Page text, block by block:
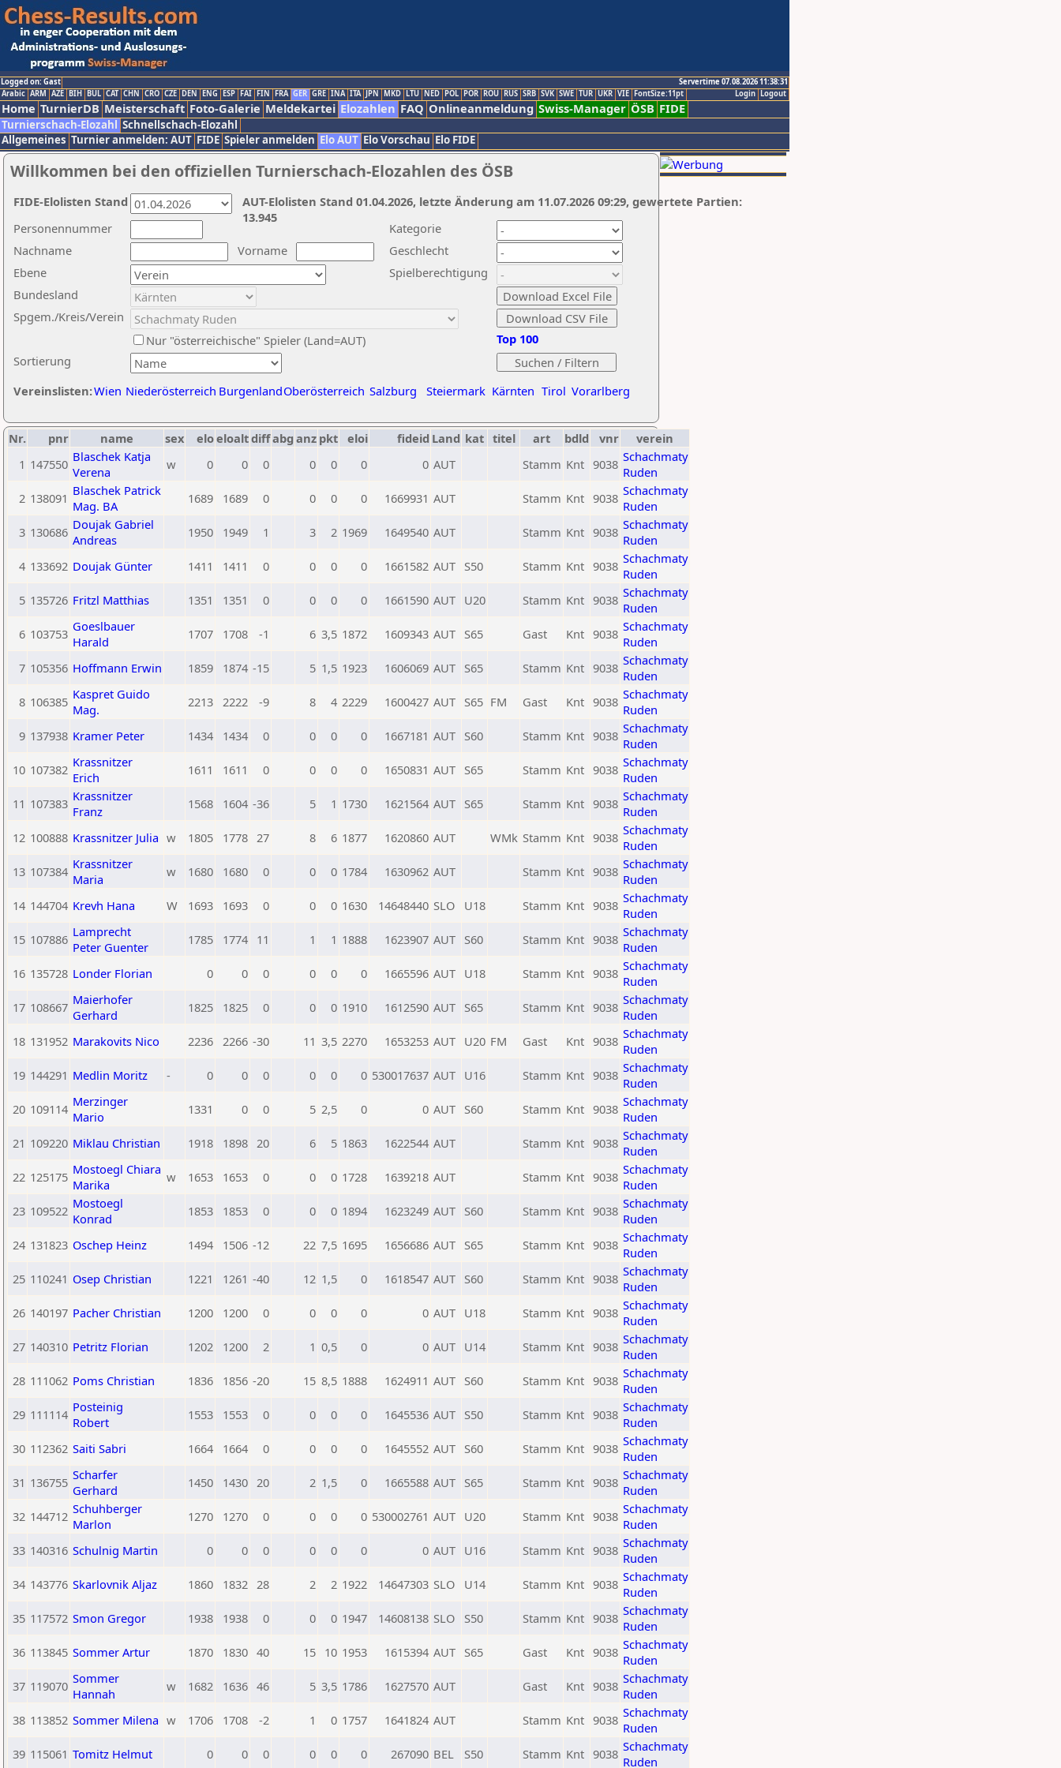
Logged on: Gast
Servertime 07.08.2026 11:38:31
Logout
Login
Arabic ARM AZE BIH BUL CAT CHN CRO CZE DEN ENG ESP FAI FIN FRA GER GRE INA ITA JPN MKD LTU NED POL POR ROU RUS SRB SVK SWE TUR UKR VIE FontSize:11pt
Home TurnierDB Meisterschaft Foto-Galerie Meldekartei Elozahlen FAQ Onlineanmeldung Swiss-Manager ÖSB FIDE
Turnierschach-Elozahl Schnellschach-Elozahl
Allgemeines Turnier anmelden: AUT FIDE Spieler anmelden Elo AUT Elo Vorschau Elo FIDE
Willkommen bei den offiziellen Turnierschach-Elozahlen des ÖSB
Nachname
Vorname
Ebene
Kategorie
Sortierung
Personennummer
Bundesland
Spgem./Kreis/Verein
Geschlecht
Nur "österreichische" Spieler (Land=AUT)
Spielberechtigung
Vereinslisten:Wien Niederösterreich BurgenlandOberösterreich Salzburg Steiermark Kärnten Tirol Vorarlberg
Top 100
AUT-Elolisten Stand 01.04.2026, letzte Änderung am 11.07.2026 09:29, gewertete Partien:
13.945
FIDE-Elolisten Stand
Nr. pnr name sex eloeloaltdiffabg anz pkt eloi fideid Land kat titel art bdld vnr
verein
1 147550 Blaschek Katja
Verena
w 0 0 0 0 0 0 0 AUT Stamm Knt 9038 Schachmaty
Ruden
2 138091 Blaschek Patrick
Mag. BA
1689 1689 0 0 0 0 1669931 AUT Stamm Knt 9038 Schachmaty
Ruden
3 130686 Doujak Gabriel
Andreas
1950 1949 1 3 2 1969 1649540 AUT Stamm Knt 9038 Schachmaty
Ruden
4 133692 Doujak Günter 1411 1411 0 0 0 0 1661582 AUT S50 Stamm Knt 9038 Schachmaty
Ruden
5 135726 Fritzl Matthias 1351 1351 0 0 0 0 1661590 AUT U20 Stamm Knt 9038 Schachmaty
Ruden
6 103753 Goeslbauer
Harald
1707 1708 -1 6 3,5 1872 1609343 AUT S65 Gast Knt 9038 Schachmaty
Ruden
7 105356 Hoffmann Erwin 1859 1874 -15 5 1,5 1923 1606069 AUT S65 Stamm Knt 9038 Schachmaty
Ruden
8 106385 Kaspret Guido
Mag.
2213 2222 -9 8 4 2229 1600427 AUT S65 FM Gast Knt 9038 Schachmaty
Ruden
9 137938 Kramer Peter 1434 1434 0 0 0 0 1667181 AUT S60 Stamm Knt 9038 Schachmaty
Ruden
10 107382 Krassnitzer
Erich
1611 1611 0 0 0 0 1650831 AUT S65 Stamm Knt 9038 Schachmaty
Ruden
11 107383 Krassnitzer
Franz
1568 1604 -36 5 1 1730 1621564 AUT S65 Stamm Knt 9038 Schachmaty
Ruden
12 100888 Krassnitzer Julia w 1805 1778 27 8 6 1877 1620860 AUT WMk Stamm Knt 9038 Schachmaty
Ruden
13 107384 Krassnitzer
Maria
w 1680 1680 0 0 0 1784 1630962 AUT Stamm Knt 9038 Schachmaty
Ruden
14 144704 Krevh Hana W 1693 1693 0 0 0 1630 14648440 SLO U18 Stamm Knt 9038 Schachmaty
Ruden
15 107886 Lamprecht
Peter Guenter
1785 1774 11 1 1 1888 1623907 AUT S60 Stamm Knt 9038 Schachmaty
Ruden
16 135728 Londer Florian 0 0 0 0 0 0 1665596 AUT U18 Stamm Knt 9038 Schachmaty
Ruden
17 108667 Maierhofer
Gerhard
1825 1825 0 0 0 1910 1612590 AUT S65 Stamm Knt 9038 Schachmaty
Ruden
18 131952 Marakovits Nico 2236 2266 -30 11 3,5 2270 1653253 AUT U20 FM Gast Knt 9038 Schachmaty
Ruden
19 144291 Medlin Moritz - 0 0 0 0 0 0 530017637 AUT U16 Stamm Knt 9038 Schachmaty
Ruden
20 109114 Merzinger
Mario
1331 0 0 5 2,5 0 0 AUT S60 Stamm Knt 9038 Schachmaty
Ruden
21 109220 Miklau Christian 1918 1898 20 6 5 1863 1622544 AUT Stamm Knt 9038 Schachmaty
Ruden
22 125175 Mostoegl Chiara
Marika
w 1653 1653 0 0 0 1728 1639218 AUT Stamm Knt 9038 Schachmaty
Ruden
23 109522 Mostoegl
Konrad
1853 1853 0 0 0 1894 1623249 AUT S60 Stamm Knt 9038 Schachmaty
Ruden
24 131823 Oschep Heinz 1494 1506 -12 22 7,5 1695 1656686 AUT S65 Stamm Knt 9038 Schachmaty
Ruden
25 110241 Osep Christian 1221 1261 -40 12 1,5 0 1618547 AUT S60 Stamm Knt 9038 Schachmaty
Ruden
26 140197 Pacher Christian 1200 1200 0 0 0 0 0 AUT U18 Stamm Knt 9038 Schachmaty
Ruden
27 140310 Petritz Florian 1202 1200 2 1 0,5 0 0 AUT U14 Stamm Knt 9038 Schachmaty
Ruden
28 111062 Poms Christian 1836 1856 -20 15 8,5 1888 1624911 AUT S60 Stamm Knt 9038 Schachmaty
Ruden
29 111114 Posteinig
Robert
1553 1553 0 0 0 0 1645536 AUT S50 Stamm Knt 9038 Schachmaty
Ruden
30 112362 Saiti Sabri 1664 1664 0 0 0 0 1645552 AUT S60 Stamm Knt 9038 Schachmaty
Ruden
31 136755 Scharfer
Gerhard
1450 1430 20 2 1,5 0 1665588 AUT S65 Stamm Knt 9038 Schachmaty
Ruden
32 144712 Schuhberger
Marlon
1270 1270 0 0 0 0 530002761 AUT U20 Stamm Knt 9038 Schachmaty
Ruden
33 140316 Schulnig Martin 0 0 0 0 0 0 0 AUT U16 Stamm Knt 9038 Schachmaty
Ruden
34 143776 Skarlovnik Aljaz 1860 1832 28 2 2 1922 14647303 SLO U14 Stamm Knt 9038 Schachmaty
Ruden
35 117572 Smon Gregor 1938 1938 0 0 0 1947 14608138 SLO S50 Stamm Knt 9038 Schachmaty
Ruden
36 113845 Sommer Artur 1870 1830 40 15 10 1953 1615394 AUT S65 Gast Knt 9038 Schachmaty
Ruden
37 119070 Sommer
Hannah
w 1682 1636 46 5 3,5 1786 1627570 AUT Gast Knt 9038 Schachmaty
Ruden
38 113852 Sommer Milena w 1706 1708 -2 1 0 1757 1641824 AUT Stamm Knt 9038 Schachmaty
Ruden
39 115061 Tomitz Helmut 0 0 0 0 0 0 267090 BEL S50 Stamm Knt 9038 Schachmaty
Ruden